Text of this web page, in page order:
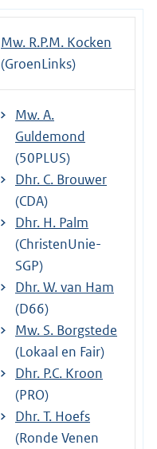
Mw. R.P.M. Kocken
(GroenLinks)
Mw. A.
Guldemond
(50PLUS)
Dhr. C. Brouwer
(CDA)
Dhr. H. Palm
(ChristenUnie-
SGP)
Dhr. W. van Ham
(D66)
Mw. S. Borgstede
(Lokaal en Fair)
Dhr. P.C. Kroon
(PRO)
Dhr. T. Hoefs
(Ronde Venen